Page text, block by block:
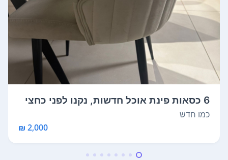
6 כסאות פינת אוכל חדשות, נקנו לפני כחצי
...
כמו חדש
2,000 ₪